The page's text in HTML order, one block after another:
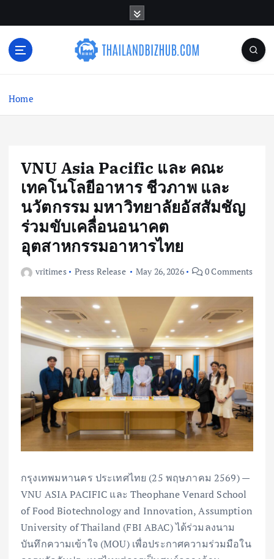
n
Home
VNU Asia Pacific และ คณะ
เทคโนโลยีอาหาร ชีวภาพ และ
นวัตกรรม มหาวิทยาลัยอัสสัมชัญ
ร่วมขับเคลื่อนอนาคต
อุตสาหกรรมอาหารไทย
vritimes Press Release May 26, 2026 0 Comments
กรุงเทพมหานคร ประเทศไทย (25 พฤษภาคม 2569) —
VNU ASIA PACIFIC และ Theophane Venard School
of Food Biotechnology and Innovation, Assumption
University of Thailand (FBI ABAC) ได้ร่วมลงนาม
บันทึกความเข้าใจ (MOU) เพื่อประกาศความร่วมมือใน